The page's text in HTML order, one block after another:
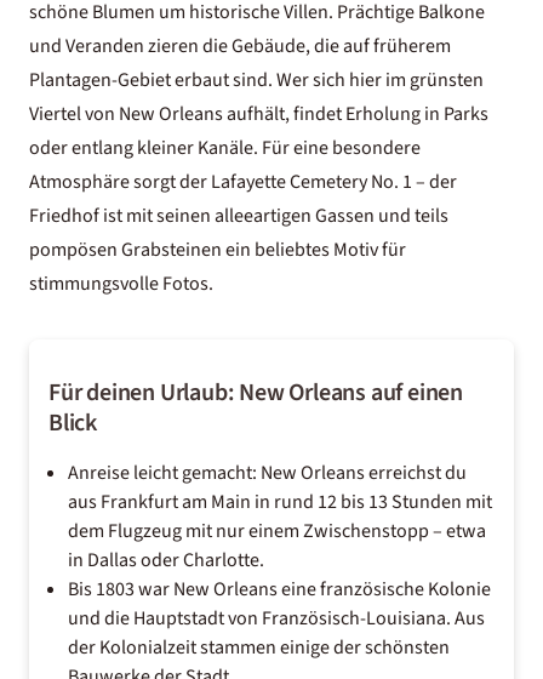
schöne Blumen um historische Villen. Prächtige Balkone
und Veranden zieren die Gebäude, die auf früherem
Plantagen-Gebiet erbaut sind. Wer sich hier im grünsten
Viertel von New Orleans aufhält, findet Erholung in Parks
oder entlang kleiner Kanäle. Für eine besondere
Atmosphäre sorgt der Lafayette Cemetery No. 1 – der
Friedhof ist mit seinen alleeartigen Gassen und teils
pompösen Grabsteinen ein beliebtes Motiv für
stimmungsvolle Fotos.
Für deinen Urlaub: New Orleans auf einen
Blick
Anreise leicht gemacht: New Orleans erreichst du
aus Frankfurt am Main in rund 12 bis 13 Stunden mit
dem Flugzeug mit nur einem Zwischenstopp – etwa
in Dallas oder Charlotte.
Bis 1803 war New Orleans eine französische Kolonie
und die Hauptstadt von Französisch-Louisiana. Aus
der Kolonialzeit stammen einige der schönsten